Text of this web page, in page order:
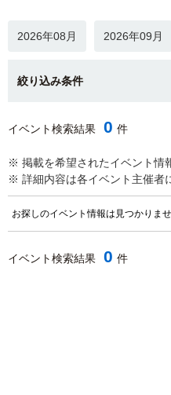
2026年08月 2026年09月
絞り込み条件
イベント検索結果 0 件
※ 掲載を希望されたイベント情
※ 詳細内容は各イベント主催者
お探しのイベント情報は見つかりませ
イベント検索結果 0 件